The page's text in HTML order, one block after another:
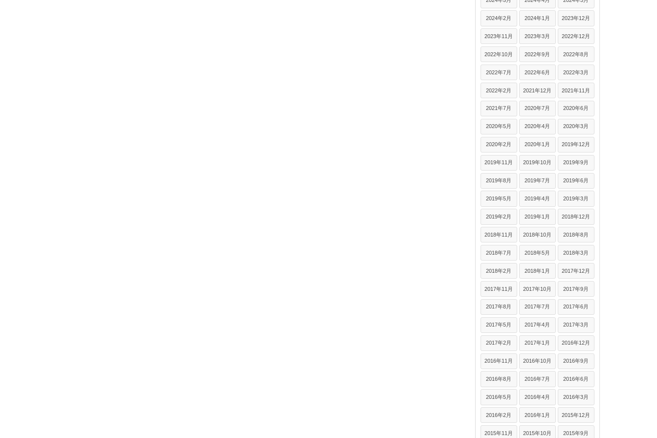
2024年2月 2024年1月 2023年12月
2023年11月 2023年3月 2022年12月
2022年10月 2022年9月 2022年8月
2022年7月 2022年6月 2022年3月
2022年2月 2021年12月 2021年11月
2021年7月 2020年7月 2020年6月
2020年5月 2020年4月 2020年3月
2020年2月 2020年1月 2019年12月
2019年11月 2019年10月 2019年9月
2019年8月 2019年7月 2019年6月
2019年5月 2019年4月 2019年3月
2019年2月 2019年1月 2018年12月
2018年11月 2018年10月 2018年8月
2018年7月 2018年5月 2018年3月
2018年2月 2018年1月 2017年12月
2017年11月 2017年10月 2017年9月
2017年8月 2017年7月 2017年6月
2017年5月 2017年4月 2017年3月
2017年2月 2017年1月 2016年12月
2016年11月 2016年10月 2016年9月
2016年8月 2016年7月 2016年6月
2016年5月 2016年4月 2016年3月
2016年2月 2016年1月 2015年12月
2015年11月 2015年10月 2015年9月